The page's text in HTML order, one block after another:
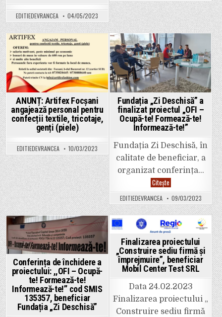
EDITIEDEVRANCEA 04/05/2023
pune
la
noua
versiune
Posted
in
ANUNȚ: Artifex Focșani
angajează personal pentru
confecții textile, tricotaje,
genți (piele)
EDITIEDEVRANCEA 10/03/2023
Posted
in
Fundația „Zi Deschisă” a
finalizat proiectul „OFI –
Ocupă-te! Formează-te!
Informează-te!”
Fundația Zi Deschisă, în
calitate de beneficiar, a
organizat conferința…
CiteșteFundația
„Zi
Deschisă”
a
finalizat
proiectul
„OFI
–
Ocupă-
te!
Formează-
te!
Informează-
te!”
EDITIEDEVRANCEA 09/03/2023
Posted
in
Conferința de închidere a
proiectului: ,,OFI – Ocupă-
te! Formează-te!
Informează-te!’’ cod SMIS
135357, beneficiar
Fundația „Zi Deschisă”
Posted
in
Finalizarea proiectului
„Construire sediu firmă și
împrejmuire”, beneficiar
Mobil Center Test SRL
Data 24.02.2023
Finalizarea proiectului „
Construire sediu firmă